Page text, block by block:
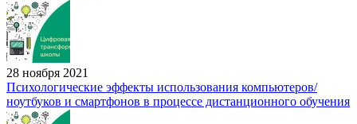
28 ноября 2021
Психологические эффекты использования компьютеров/
ноутбуков и смартфонов в процессе дистанционного обучения